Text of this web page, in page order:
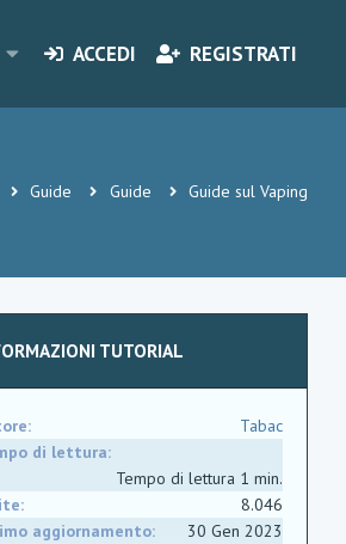
ACCEDI REGISTRATI
Guide Guide Guide sul Vaping
TUTORIAL
Tabac
di lettura
Tempo di lettura 1 min.
8.046
aggiornamento
30 Gen 2023